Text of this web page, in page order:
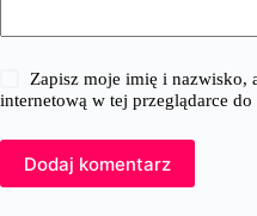
Zapisz moje imię i nazwisko,
internetową w tej przeglądarce
Dodaj komentarz